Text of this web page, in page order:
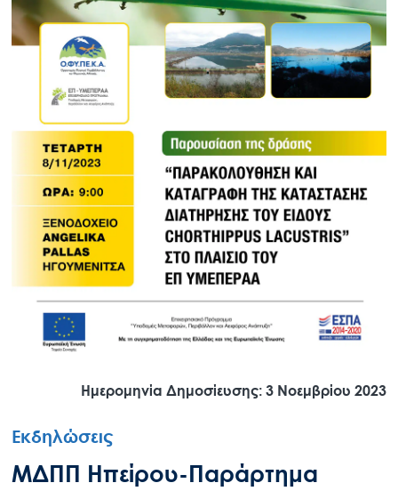
Ημερομηνία Δημοσίευσης: 3 Νοεμβρίου 2023
Εκδηλώσεις
ΜΔΠΠ Ηπείρου-Παράρτημα